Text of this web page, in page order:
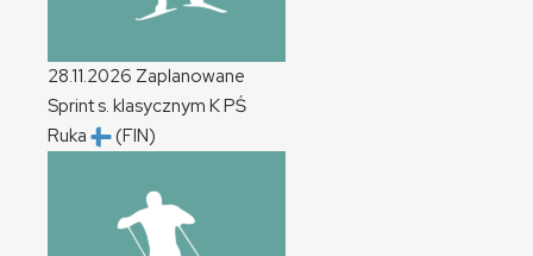
28.11.2026 Zaplanowane
Sprint s. klasycznym KPŚ
Ruka
(FIN)